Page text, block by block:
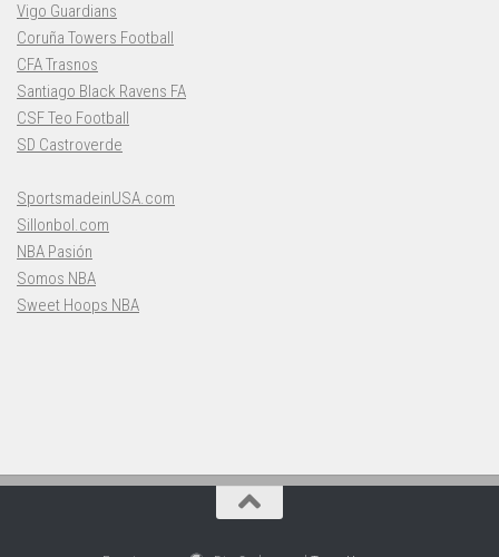
Vigo Guardians
Coruña Towers Football
CFA Trasnos
Santiago Black Ravens FA
CSF Teo Football
SD Castroverde
SportsmadeinUSA.com
Sillonbol.com
NBA Pasión
Somos NBA
Sweet Hoops NBA